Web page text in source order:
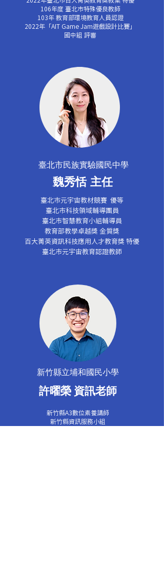
106年度 臺北市特殊優良教師
103年 教育部環境教育人員認證
2022年「AIT Game Jam遊戲設計比賽」
國中組 評審
臺北市民族實驗國民中學
魏秀恬 主任
臺北市元宇宙教材競賽 優等
臺北市科技領域輔導團員
臺北市智慧教育小組輔導員
教育部教學卓越獎 金質獎
百大菁英資訊科技應用人才教育獎 特優
臺北市元宇宙教育認證教師
新竹縣立埔和國民小學
許曜榮 資訊老師
新竹縣A3數位素養講師
新竹縣資訊服務小組